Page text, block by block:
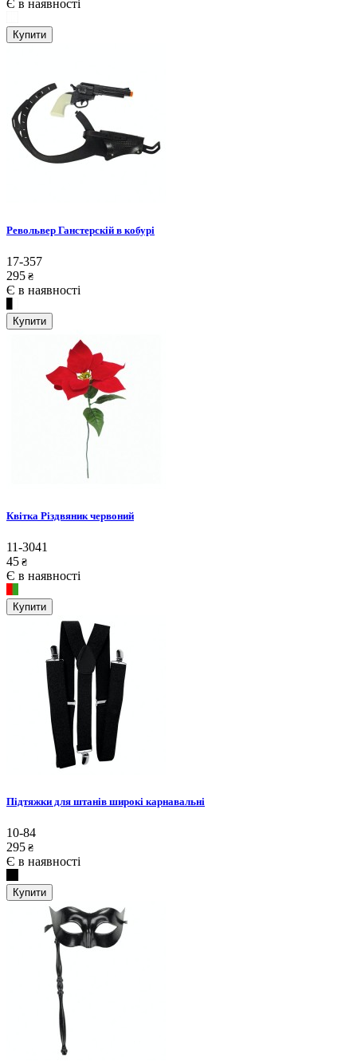
Є в наявності
Купити
Револьвер Ганстерскій в кобурі
17-357
295 ₴
Є в наявності
Купити
Квітка Різдвяник червоний
11-3041
45 ₴
Є в наявності
Купити
Підтяжки для штанів широкі карнавальні
10-84
295 ₴
Є в наявності
Купити